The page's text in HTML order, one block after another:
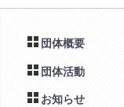
団体概要
団体活動
お知らせ